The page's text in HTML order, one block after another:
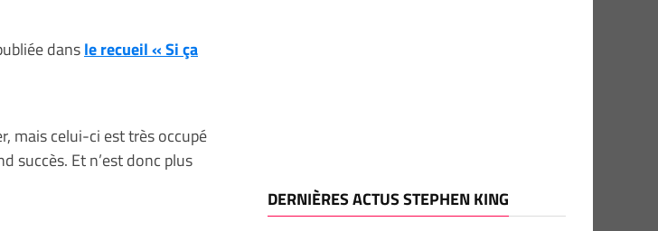
dansle recueil « Si ça
mais celui-ci est très occupé
succès. Et n’est donc plus
DERNIÈRES ACTUS STEPHEN KING